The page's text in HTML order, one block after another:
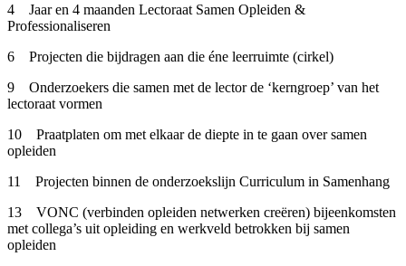
4 Jaar en 4 maanden Lectoraat Samen Opleiden &
Professionaliseren
6 Projecten die bijdragen aan die éne leerruimte (cirkel)
9 Onderzoekers die samen met de lector de ‘kerngroep’ van het
lectoraat vormen
10 Praatplaten om met elkaar de diepte in te gaan over samen
opleiden
11 Projecten binnen de onderzoekslijn Curriculum in Samenhang
13 VONC (verbinden opleiden netwerken creëren) bijeenkomsten
met collega’s uit opleiding en werkveld betrokken bij samen
opleiden